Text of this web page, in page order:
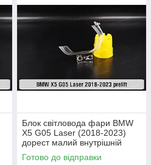
Блок світловода фари BMW
X5 G05 Laser (2018-2023)
дорест малий внутрішній
лівий
Готово до відправки